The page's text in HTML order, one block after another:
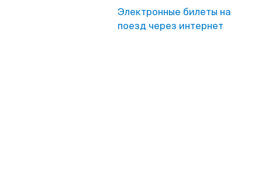
Электронные билеты на
поезд через интернет